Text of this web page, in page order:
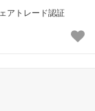
アトレード認証